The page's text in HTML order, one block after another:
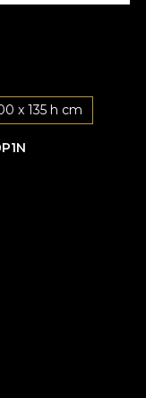
x 135 h cm